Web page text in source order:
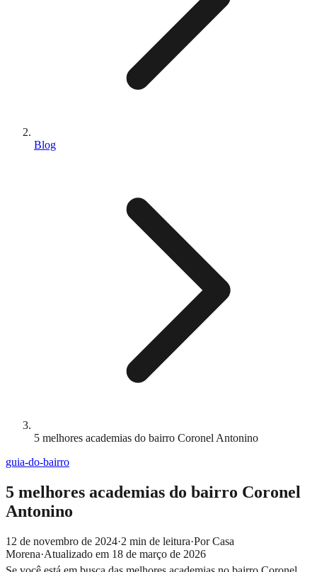
Blog
5 melhores academias do bairro Coronel Antonino
guia-do-bairro
5 melhores academias do bairro Coronel
Antonino
12 de novembro de 2024·2 min de leitura·PorCasa
Morena·Atualizado em 18 de março de 2026